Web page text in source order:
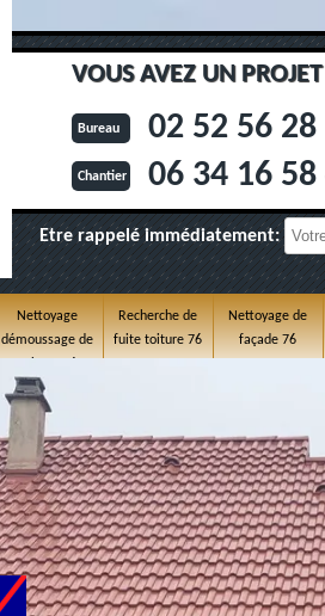
VOUS AVEZ UN
Bureau 02 52 56 28
Chantier 06 34 16 58
Etre rappelé immédiatement:
Nettoyage
démoussage de
Recherche de
fuite toiture 76
Nettoyage de
façade 76